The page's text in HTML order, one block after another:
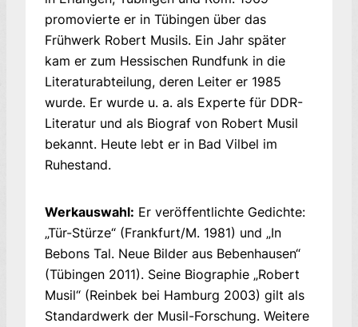
promovierte er in Tübingen über das
Frühwerk Robert Musils. Ein Jahr später
kam er zum Hessischen Rundfunk in die
Literaturabteilung, deren Leiter er 1985
wurde. Er wurde u. a. als Experte für DDR-
Literatur und als Biograf von Robert Musil
bekannt. Heute lebt er in Bad Vilbel im
Ruhestand.
Werkauswahl: Er veröffentlichte Gedichte:
„Tür-Stürze“ (Frankfurt/M. 1981) und „In
Bebons Tal. Neue Bilder aus Bebenhausen“
(Tübingen 2011). Seine Biographie „Robert
Musil“ (Reinbek bei Hamburg 2003) gilt als
Standardwerk der Musil-Forschung. Weitere